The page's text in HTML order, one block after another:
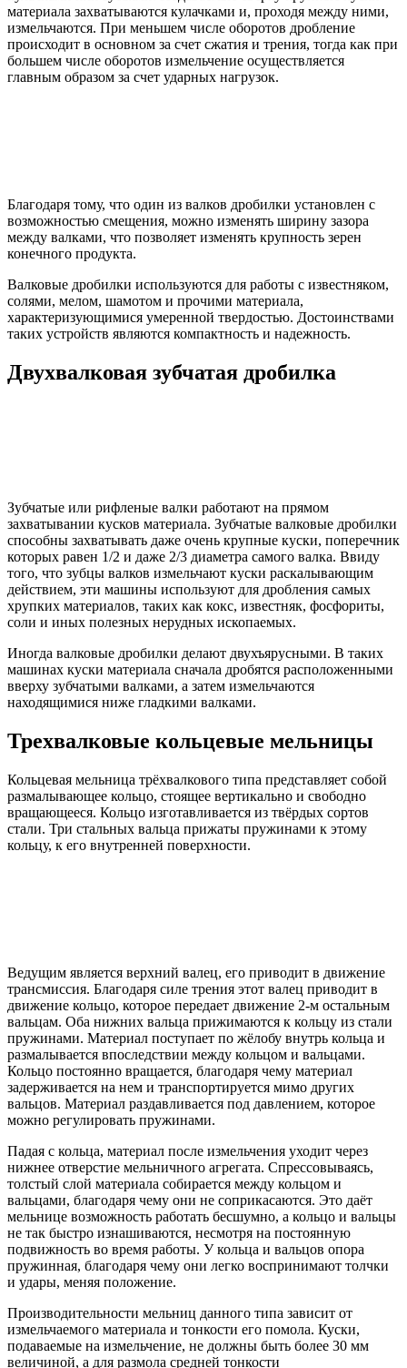
материала захватываются кулачками и, проходя между ними,
измельчаются. При меньшем числе оборотов дробление
происходит в основном за счет сжатия и трения, тогда как при
большем числе оборотов измельчение осуществляется
главным образом за счет ударных нагрузок.
Благодаря тому, что один из валков дробилки установлен с
возможностью смещения, можно изменять ширину зазора
между валками, что позволяет изменять крупность зерен
конечного продукта.
Валковые дробилки используются для работы с известняком,
солями, мелом, шамотом и прочими материала,
характеризующимися умеренной твердостью. Достоинствами
таких устройств являются компактность и надежность.
Двухвалковая зубчатая дробилка
Зубчатые или рифленые валки работают на прямом
захватывании кусков материала. Зубчатые валковые дробилки
способны захватывать даже очень крупные куски, поперечник
которых равен 1/2 и даже 2/3 диаметра самого валка. Ввиду
того, что зубцы валков измельчают куски раскалывающим
действием, эти машины используют для дробления самых
хрупких материалов, таких как кокс, известняк, фосфориты,
соли и иных полезных нерудных ископаемых.
Иногда валковые дробилки делают двухъярусными. В таких
машинах куски материала сначала дробятся расположенными
вверху зубчатыми валками, а затем измельчаются
находящимися ниже гладкими валками.
Трехвалковые кольцевые мельницы
Кольцевая мельница трёхвалкового типа представляет собой
размалывающее кольцо, стоящее вертикально и свободно
вращающееся. Кольцо изготавливается из твёрдых сортов
стали. Три стальных вальца прижаты пружинами к этому
кольцу, к его внутренней поверхности.
Ведущим является верхний валец, его приводит в движение
трансмиссия. Благодаря силе трения этот валец приводит в
движение кольцо, которое передает движение 2-м остальным
вальцам. Оба нижних вальца прижимаются к кольцу из стали
пружинами. Материал поступает по жёлобу внутрь кольца и
размалывается впоследствии между кольцом и вальцами.
Кольцо постоянно вращается, благодаря чему материал
задерживается на нем и транспортируется мимо других
вальцов. Материал раздавливается под давлением, которое
можно регулировать пружинами.
Падая с кольца, материал после измельчения уходит через
нижнее отверстие мельничного агрегата. Спрессовываясь,
толстый слой материала собирается между кольцом и
вальцами, благодаря чему они не соприкасаются. Это даёт
мельнице возможность работать бесшумно, а кольцо и вальцы
не так быстро изнашиваются, несмотря на постоянную
подвижность во время работы. У кольца и вальцов опора
пружинная, благодаря чему они легко воспринимают толчки
и удары, меняя положение.
Производительности мельниц данного типа зависит от
измельчаемого материала и тонкости его помола. Куски,
подаваемые на измельчение, не должны быть более 30 мм
величиной, а для размола средней тонкости